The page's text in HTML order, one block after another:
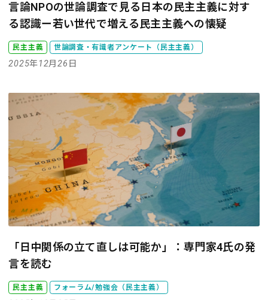
言論NPOの世論調査で見る日本の民主主義に対す
る認識ー若い世代で増える民主主義への懐疑
民主主義 世論調査・有識者アンケート（民主主義）
2025年12月26日
「日中関係の立て直しは可能か」：専門家4氏の発
言を読む
民主主義 フォーラム/勉強会（民主主義）